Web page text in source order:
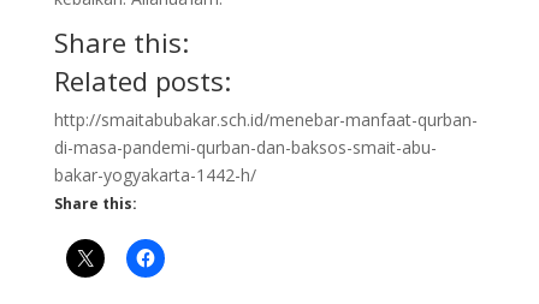
Share this:
Related posts:
http://smaitabubakar.sch.id/menebar-manfaat-qurban-
di-masa-pandemi-qurban-dan-baksos-smait-abu-
bakar-yogyakarta-1442-h/
Share this: